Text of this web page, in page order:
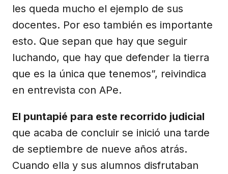
les queda mucho el ejemplo de sus
docentes. Por eso también es importante
esto. Que sepan que hay que seguir
luchando, que hay que defender la tierra
que es la única que tenemos”, reivindica
en entrevista con APe.
El puntapié para este recorrido judicial
que acaba de concluir se inició una tarde
de septiembre de nueve años atrás.
Cuando ella y sus alumnos disfrutaban